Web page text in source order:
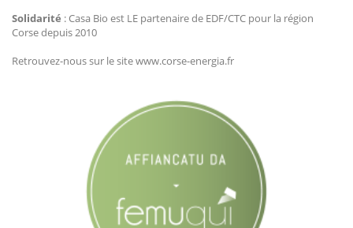
Solidarité : Casa Bio est LE partenaire de EDF/CTC pour la région
Corse depuis 2010
Retrouvez-nous sur le site www.corse-energia.fr